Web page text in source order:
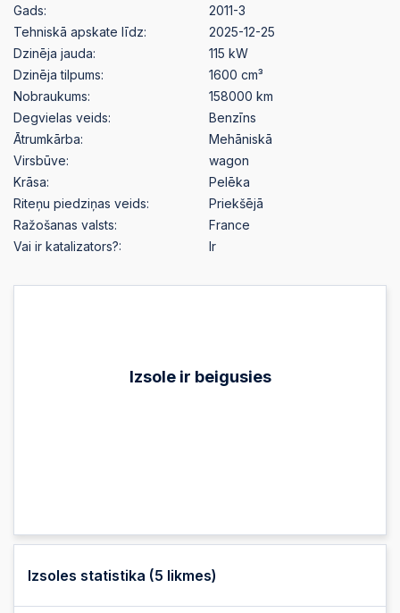
Gads:
2011-3
Tehniskā apskate līdz:
2025-12-25
Dzinēja jauda:
115 kW
Dzinēja tilpums:
1600 cm³
Nobraukums:
158000 km
Degvielas veids:
Benzīns
Ātrumkārba:
Mehāniskā
Virsbūve:
wagon
Krāsa:
Pelēka
Riteņu piedziņas veids:
Priekšējā
Ražošanas valsts:
France
Vai ir katalizators?:
Ir
Izsole ir beigusies
Izsoles statistika (5 likmes)